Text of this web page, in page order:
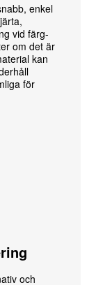
enkel
vid färg-
om det är
kan
för
och